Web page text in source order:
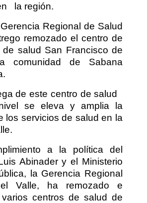
la región.
Regional de Salud
remozado el centro de
de salud San Francisco de
comunidad de Sabana
de este centro de salud
se eleva y amplia la
los servicios de salud en la
a la política del
Abinader y el Ministerio
la Gerencia Regional
Valle, ha remozado e
varios centros de salud de